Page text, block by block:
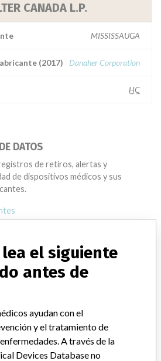
CANADA L.P.
MISSISSAUGA
(2017) Danaher Corporation
HC
DATOS
de retiros, alertas y
de dispositivos médicos y sus
datos
el siguiente
antes de
ayudan con el
y el tratamiento de
A través de la
Devices Database no